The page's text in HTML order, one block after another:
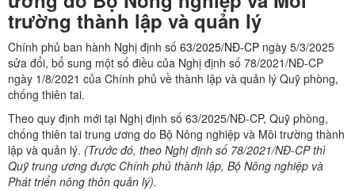
trường thành lập và quản lý
Chính phủ ban hành Nghị định số 63/2025/NĐ-CP ngày 5/3/2025
sửa đổi, bổ sung một số điều của Nghị định số 78/2021/NĐ-CP
ngày 1/8/2021 của Chính phủ về thành lập và quản lý Quỹ phòng,
chống thiên tai.
Theo quy định mới tại Nghị định số 63/2025/NĐ-CP, Quỹ phòng,
chống thiên tai trung ương do Bộ Nông nghiệp và Môi trường thành
lập và quản lý. (Trước đó, theo Nghị định số 78/2021/NĐ-CP thì
Quỹ trung ương được Chính phủ thành lập, Bộ Nông nghiệp và
Phát triển nông thôn quản lý).